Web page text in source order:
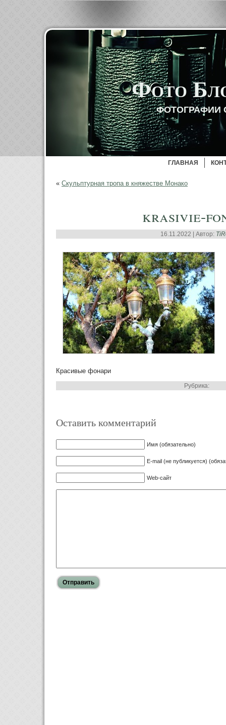
Фото
ФОТОГРАФИИ
ГЛАВНАЯ
« Скульптурная тропа в княжестве Монако
krasivie-
16.11.2022 | Автор:
Красивые фонари
Рубрика:
Оставить комментарий
Имя (обязательно)
E-mail (не публикуется)
Web-сайт